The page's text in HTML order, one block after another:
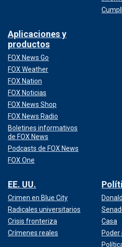
Aplicaciones y
productos
FOX News Go
FOX Weather
FOX Nation
FOX Noticias
FOX News Shop
FOX News Radio
Boletines informativos
de FOX News
Podcasts de FOX News
FOX One
EE. UU.
Crimen en Blue City
Radicales universitarios
Crisis fronteriza
Crímenes reales
Donald
Casa
Poder